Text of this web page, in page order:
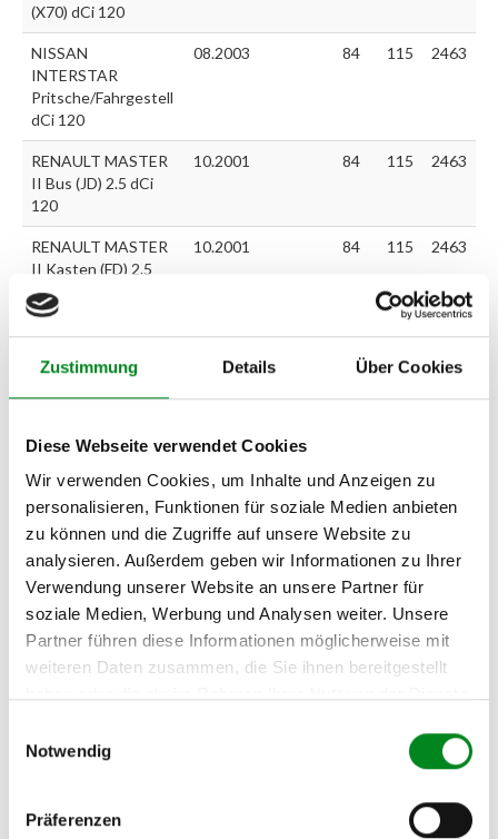
Zustimmung Details Über Cookies
Diese Webseite verwendet Cookies
Wir verwenden Cookies, um Inhalte und Anzeigen zu
personalisieren, Funktionen für soziale Medien anbieten
zu können und die Zugriffe auf unsere Website zu
analysieren. Außerdem geben wir Informationen zu Ihrer
Verwendung unserer Website an unsere Partner für
soziale Medien, Werbung und Analysen weiter. Unsere
Partner führen diese Informationen möglicherweise mit
weiteren Daten zusammen, die Sie ihnen bereitgestellt
Notwendig
Präferenzen
(X70) dCi 120
NISSAN
INTERSTAR
Pritsche/Fahrgestell
dCi 120
08.2003 84 115 2463
RENAULT MASTER
II Bus (JD) 2.5 dCi
120
10.2001 84 115 2463
RENAULT MASTER
II Kasten (FD) 2.5
dCi 120
10.2001 84 115 2463
RENAULT MASTER
Pritsche/Fahrgestell
(ED/HD/UD) 2.5 dCi
10.2001 84 115
Combi (J9) 2.5 DTI
OPEL MOVANO
10.2001 84
OPEL MOVANO
Kipper (H9) 2.5 DTI
10.2001 84 115
OPEL MOVANO
Pritsche/Fahrgestell
(U9, E9) 2.5 DTI
10.2001 84 115 2463
Bus (JL) 2.5 DTi
135 2463
Kasten (FL) 2.5 DTi
2463